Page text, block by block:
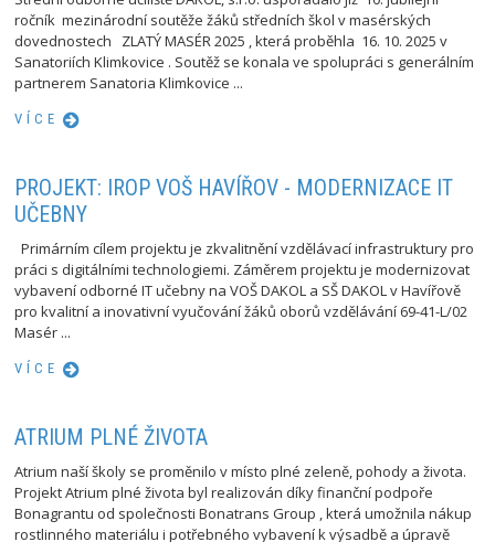
ročník mezinárodní soutěže žáků středních škol v masérských
dovednostech ZLATÝ MASÉR 2025 , která proběhla 16. 10. 2025 v
Sanatoriích Klimkovice . Soutěž se konala ve spolupráci s generálním
partnerem Sanatoria Klimkovice ...
VÍCE
PROJEKT: IROP VOŠ HAVÍŘOV - MODERNIZACE IT
UČEBNY
Primárním cílem projektu je zkvalitnění vzdělávací infrastruktury pro
práci s digitálními technologiemi. Záměrem projektu je modernizovat
vybavení odborné IT učebny na VOŠ DAKOL a SŠ DAKOL v Havířově
pro kvalitní a inovativní vyučování žáků oborů vzdělávání 69-41-L/02
Masér ...
VÍCE
ATRIUM PLNÉ ŽIVOTA
Atrium naší školy se proměnilo v místo plné zeleně, pohody a života.
Projekt Atrium plné života byl realizován díky finanční podpoře
Bonagrantu od společnosti Bonatrans Group , která umožnila nákup
rostlinného materiálu i potřebného vybavení k výsadbě a úpravě